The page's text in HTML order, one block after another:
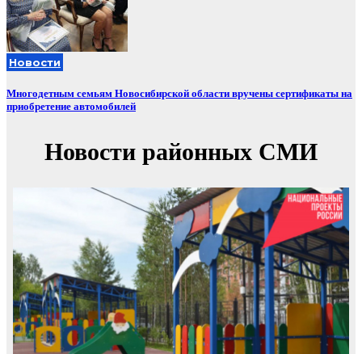
Новости
Многодетным семьям Новосибирской области вручены сертификаты на
приобретение автомобилей